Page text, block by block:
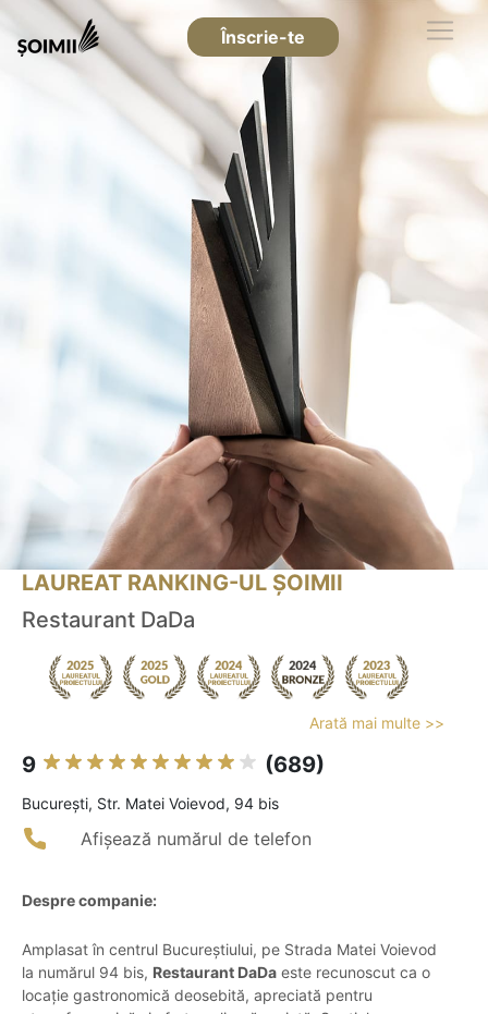
Înscrie-te
LAUREAT RANKING-UL ȘOIMII
Restaurant DaDa
Arată mai multe >>
9 (689)
Bucureşti, Str. Matei Voievod, 94 bis
Afișează numărul de telefon
Despre companie:
Amplasat în centrul Bucureștiului, pe Strada Matei Voievod
la numărul 94 bis, Restaurant DaDa este recunoscut ca o
locație gastronomică deosebită, apreciată pentru